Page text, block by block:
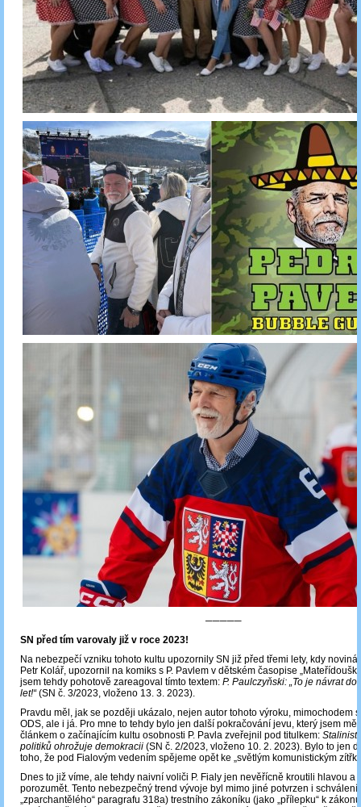
─────
SN před tím varovaly již v roce 2023!
Na nebezpečí vzniku tohoto kultu upozornily SN již před třemi lety, kdy
Petr Kolář, upozornil na komiks s P. Pavlem v dětském časopise
jsem tehdy pohotově zareagoval tímto textem: P. Paulczyňski: „To je návrat
let!“(SN č. 3/2023, vloženo 13. 3. 2023).
Pravdu měl, jak se později ukázalo, nejen autor tohoto výroku, mimochodem
ODS, ale i já. Pro mne to tehdy bylo jen další pokračování jevu, který jsem
článkem o začínajícím kultu osobnosti P. Pavla zveřejnil pod titulkem:
politiků ohrožuje demokracii (SN č. 2/2023, vloženo 10. 2. 2023). Bylo to jen
toho, že pod Fialovým vedením spějeme opět ke „světlým komunistickým
Dnes to již víme, ale tehdy naivní voliči P. Fialy jen nevěřícně kroutili hlavou a
porozumět. Tento nebezpečný trend vývoje byl mimo jiné potvrzen i
„zparchantělého“ paragrafu 318a) trestního zákoníku (jako „přílepku“ k